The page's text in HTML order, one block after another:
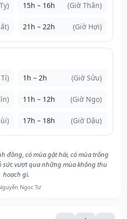
15h – 16h (Giờ Thân)
21h – 22h (Giờ Hợi)
1h – 2h (Giờ Sửu)
11h – 12h (Giờ Ngọ)
17h – 18h (Giờ Dậu)
đồng, có mùa gặt hái, có mùa trống
sức vượt qua những mùa không thu
hoạch gì.
Ngọc Tư